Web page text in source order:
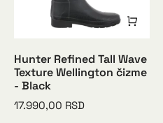
Hunter Refined Tall Wave
Texture Wellington čizme
- Black
17.990,00 RSD